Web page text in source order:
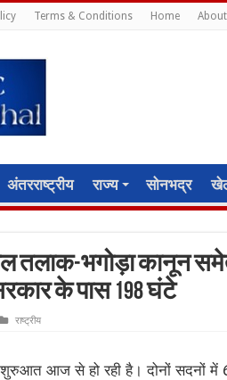
Terms & Conditions Home
अंतरराष्ट्रीय राज्य सोनभद्र
तलाक-भगोड़ा कानून
के पास 198 घंटे
राष्ट्रीय
आज से हो रही है। दोनों सदनों में